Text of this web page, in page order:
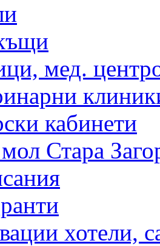
мед.
кабинети
Стара
хотели,